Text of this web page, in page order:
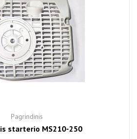
Pagrindinis
starterio MS210-250